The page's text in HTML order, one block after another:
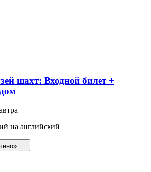
шахт: Входной билет +
на английский